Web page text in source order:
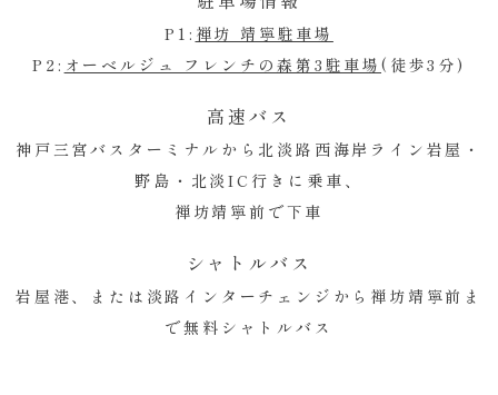
P1: 禅坊 靖寧駐車場
P2: オーベルジュ フレンチの森第3駐車場 (徒歩3分)
高速バス
神戸三宮バスターミナルから北淡路 西海岸ライン 岩屋・
野島・北淡IC行きに 乗車、
禅坊靖寧前で下車
シャトルバス
岩屋港、または淡路インターチェンジから 禅坊靖寧前 ま
で無料シャトルバス